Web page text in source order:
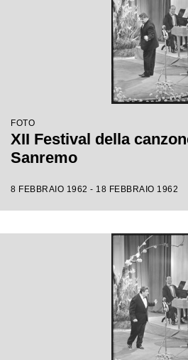
FOTO
XII Festival della
Sanremo
8 FEBBRAIO 1962 - 18 FEBBRAIO 1962